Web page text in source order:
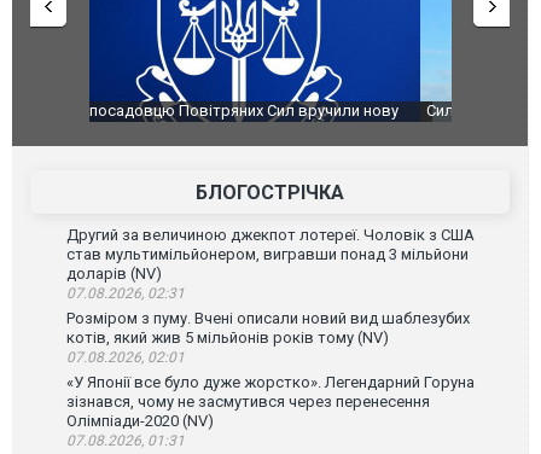
Сили оборони уразили Ярославський НПЗ:
атаку. ВІДЕО
Неймар
БЛОГОСТРІЧКА
Другий за величиною джекпот лотереї. Чоловік з США
став мультимільйонером, вигравши понад 3 мільйони
доларів (NV)
07.08.2026, 02:31
Розміром з пуму. Вчені описали новий вид шаблезубих
котів, який жив 5 мільйонів років тому (NV)
07.08.2026, 02:01
«У Японії все було дуже жорстко». Легендарний Горуна
зізнався, чому не засмутився через перенесення
Олімпіади-2020 (NV)
07.08.2026, 01:31